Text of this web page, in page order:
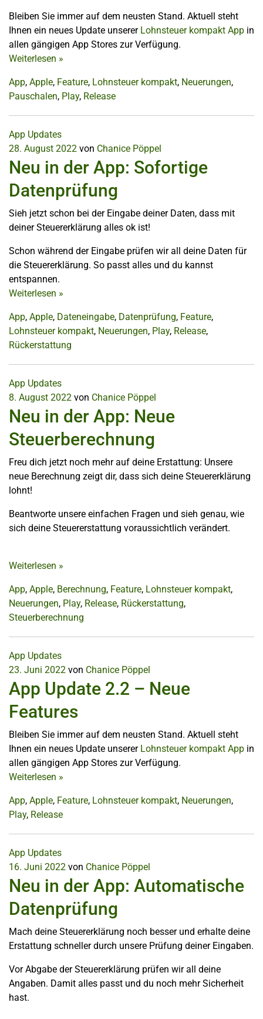
Bleiben Sie immer auf dem neusten Stand. Aktuell steht
Ihnen ein neues Update unserer Lohnsteuer kompakt App in
allen gängigen App Stores zur Verfügung.
Weiterlesen »
App, Apple, Feature, Lohnsteuer kompakt, Neuerungen,
Pauschalen, Play, Release
App Updates
28. August 2022 von Chanice Pöppel
Neu in der App: Sofortige
Datenprüfung
Sieh jetzt schon bei der Eingabe deiner Daten, dass mit
deiner Steuererklärung alles ok ist!
Schon während der Eingabe prüfen wir all deine Daten für
die Steuererklärung. So passt alles und du kannst
entspannen.
Weiterlesen »
App, Apple, Dateneingabe, Datenprüfung, Feature,
Lohnsteuer kompakt, Neuerungen, Play, Release,
Rückerstattung
App Updates
8. August 2022 von Chanice Pöppel
Neu in der App: Neue
Steuerberechnung
Freu dich jetzt noch mehr auf deine Erstattung: Unsere
neue Berechnung zeigt dir, dass sich deine Steuererklärung
lohnt!
Beantworte unsere einfachen Fragen und sieh genau, wie
sich deine Steuererstattung voraussichtlich verändert.
Weiterlesen »
App, Apple, Berechnung, Feature, Lohnsteuer kompakt,
Neuerungen, Play, Release, Rückerstattung,
Steuerberechnung
App Updates
23. Juni 2022 von Chanice Pöppel
App Update 2.2 – Neue
Features
Bleiben Sie immer auf dem neusten Stand. Aktuell steht
Ihnen ein neues Update unserer Lohnsteuer kompakt App in
allen gängigen App Stores zur Verfügung.
Weiterlesen »
App, Apple, Feature, Lohnsteuer kompakt, Neuerungen,
Play, Release
App Updates
16. Juni 2022 von Chanice Pöppel
Neu in der App: Automatische
Datenprüfung
Mach deine Steuererklärung noch besser und erhalte deine
Erstattung schneller durch unsere Prüfung deiner Eingaben.
Vor Abgabe der Steuererklärung prüfen wir all deine
Angaben. Damit alles passt und du noch mehr Sicherheit
hast.